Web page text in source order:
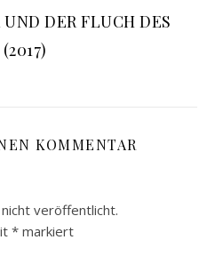
DER FLUCH DES
KOMMENTAR
veröffentlicht.
* markiert